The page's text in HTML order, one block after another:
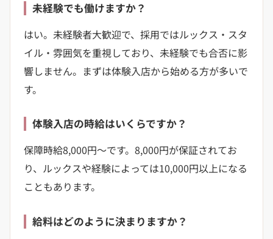
未経験でも働けますか？
はい。未経験者大歓迎で、採用ではルックス・スタ
イル・雰囲気を重視しており、未経験でも合否に影
響しません。まずは体験入店から始める方が多いで
す。
体験入店の時給はいくらですか？
保障時給8,000円〜です。8,000円が保証されてお
り、ルックスや経験によっては10,000円以上になる
こともあります。
給料はどのように決まりますか？